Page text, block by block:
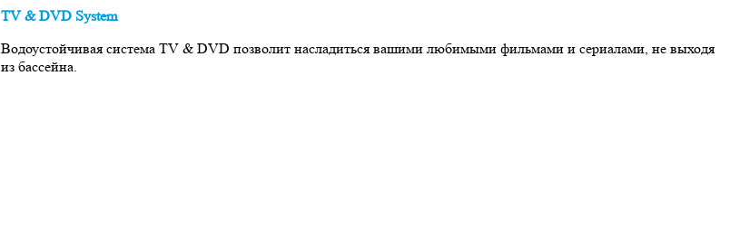
TV & DVD System
Водоустойчивая система TV & DVD позволит насладиться вашими любимыми фильмами и сериалами, не выходя
из бассейна.